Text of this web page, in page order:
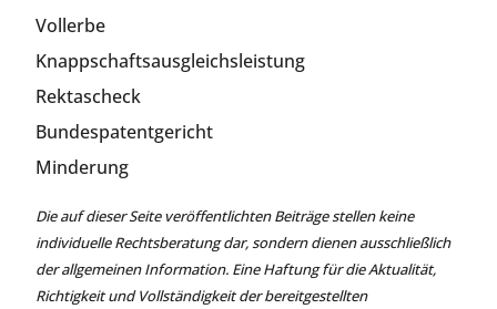
Vollerbe
Knappschaftsausgleichsleistung
Rektascheck
Bundespatentgericht
Minderung
Die auf dieser Seite veröffentlichten Beiträge stellen keine
individuelle Rechtsberatung dar, sondern dienen ausschließlich
der allgemeinen Information. Eine Haftung für die Aktualität,
Richtigkeit und Vollständigkeit der bereitgestellten